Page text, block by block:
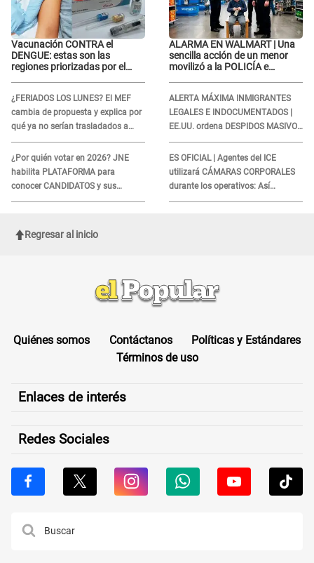
Vacunación CONTRA el
DENGUE: estas son las
regiones priorizadas por el
¿FERIADOS LOS LUNES? El MEF
cambia de propuesta y explica por
qué ya no serían trasladados a
viernes
¿Por quién votar en 2026? JNE
habilita PLATAFORMA para
conocer CANDIDATOS y sus
propuestas
ALARMA EN WALMART | Una
sencilla acción de un menor
movilizó a la POLICÍA e
lo hallado: ¿Qué ocurrió?
ALERTA MÁXIMA INMIGRANTES
LEGALES E INDOCUMENTADOS |
EE.UU. ordena DESPIDOS MASIVOS
y DEPORTACIONES a estos
extranjeros
ES OFICIAL | Agentes del ICE
utilizará CÁMARAS CORPORALES
durante los operativos: Así
afectará a inmigrantes
Regresar al inicio
Quiénes somos Contáctanos
Políticas y Estándares
Términos de uso
Enlaces de interés
Redes Sociales